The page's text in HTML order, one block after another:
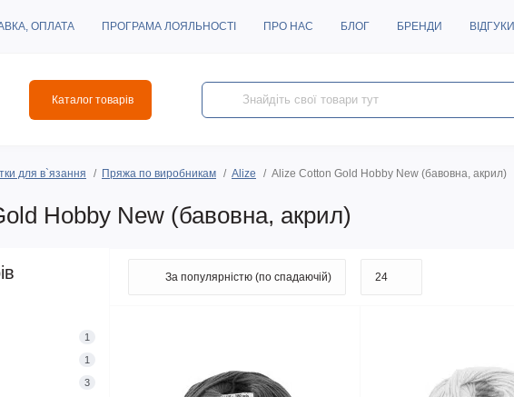
ОПЛАТА ПРОГРАМА ЛОЯЛЬНОСТІ ПРО НАС БЛОГ БРЕНДИ ВІДГУКИ
Каталог товарів
для в`язання Пряжа по виробникам Alize Alize Cotton Gold Hobby New (бавовна, акрил)
Hobby New (бавовна, акрил)
1
1
3